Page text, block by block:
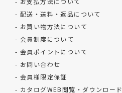
配送・送料・返品について
お買い物方法について
会員制度について
会員ポイントについて
お問い合わせ
会員様限定保証
カタログWEB閲覧・ダウンロード